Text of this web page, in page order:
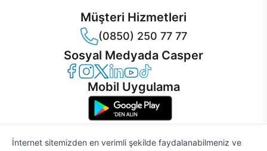
Müşteri Hizmetleri
(0850) 250 77 77
Sosyal Medyada Casper
Casper Facebook
Casper Instagram
Casper Twitter
Casper LinkedIn
Casper YouTube
Casper TikTok
Mobil Uygulama
İnternet sitemizden en verimli şekilde faydalanabilmeniz ve